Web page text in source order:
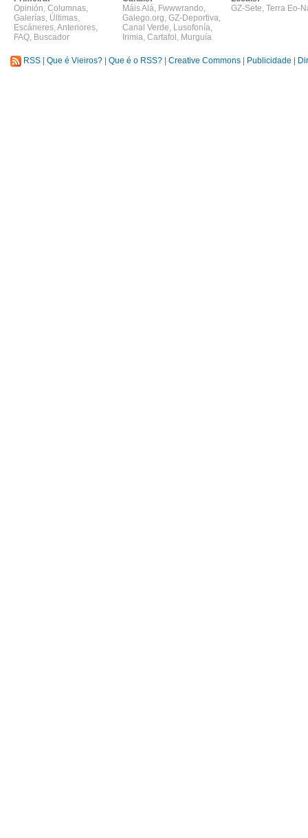
Opinión, Columnas,
Galerías, Últimas,
Escáneres,Anteriores,
FAQ, Buscador
Máis Alá, Fwwwrando,
Galego.org, GZ-Deportiva,
Canal Verde, Lusofonía,
Irimia, Cartafol , Murguía
GZ-Sete, Terra Eo-
RSS Que é Vieiros? Que é o RSS? Creative Commons Publicidade